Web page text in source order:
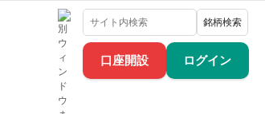
口座開設 ログイン
銘柄検索